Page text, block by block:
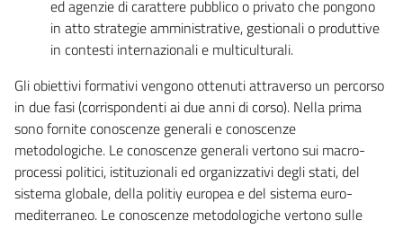
ed agenzie di carattere pubblico o privato che pongono
in atto strategie amministrative, gestionali o produttive
in contesti internazionali e multiculturali.
Gli obiettivi formativi vengono ottenuti attraverso un percorso
in due fasi (corrispondenti ai due anni di corso). Nella prima
sono fornite conoscenze generali e conoscenze
metodologiche. Le conoscenze generali vertono sui macro-
processi politici, istituzionali ed organizzativi degli stati, del
sistema globale, della politiy europea e del sistema euro-
mediterraneo. Le conoscenze metodologiche vertono sulle